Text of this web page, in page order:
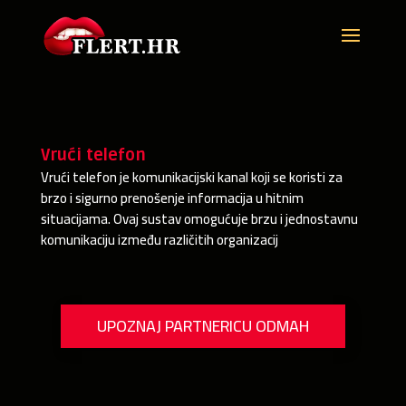
Vrući telefon
Vrući telefon je komunikacijski kanal koji se koristi za
brzo i sigurno prenošenje informacija u hitnim
situacijama. Ovaj sustav omogućuje brzu i jednostavnu
komunikaciju između različitih organizacij
UPOZNAJ PARTNERICU ODMAH